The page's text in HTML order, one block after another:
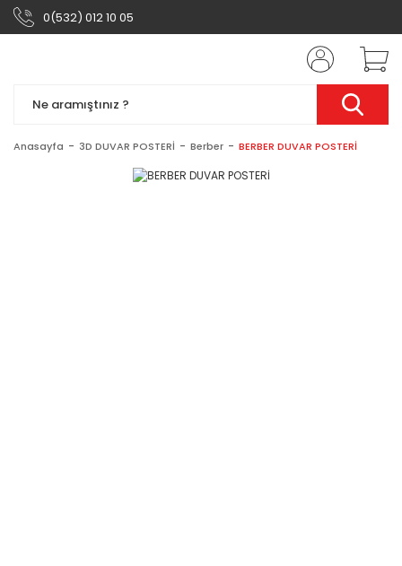
0(532) 012 10 05
Anasayfa 3D DUVAR POSTERİ Berber BERBER DUVAR POSTERİ